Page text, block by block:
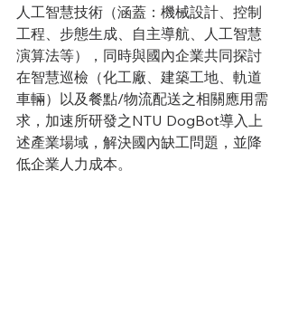
人工智慧技術（涵蓋：機械設計、控制
工程、步態生成、自主導航、人工智慧
演算法等），同時與國內企業共同探討
在智慧巡檢（化工廠、建築工地、軌道
車輛）以及餐點/物流配送之相關應用需
求，加速所研發之NTU DogBot導入上
述產業場域，解決國內缺工問題，並降
低企業人力成本。